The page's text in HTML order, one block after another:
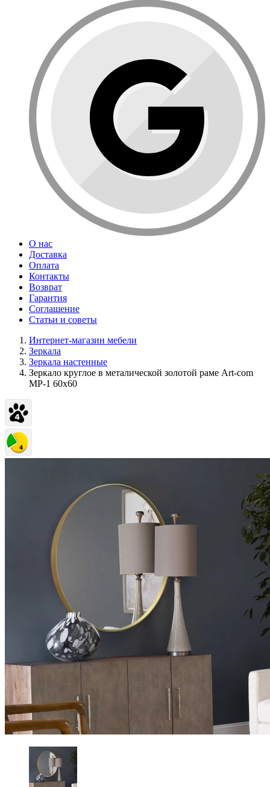
О нас
Доставка
Оплата
Контакты
Возврат
Гарантия
Соглашение
Статьи и советы
Интернет-магазин мебели
Зеркала
Зеркала настенные
Зеркало круглое в металической золотой раме Art-com
МР-1 60х60